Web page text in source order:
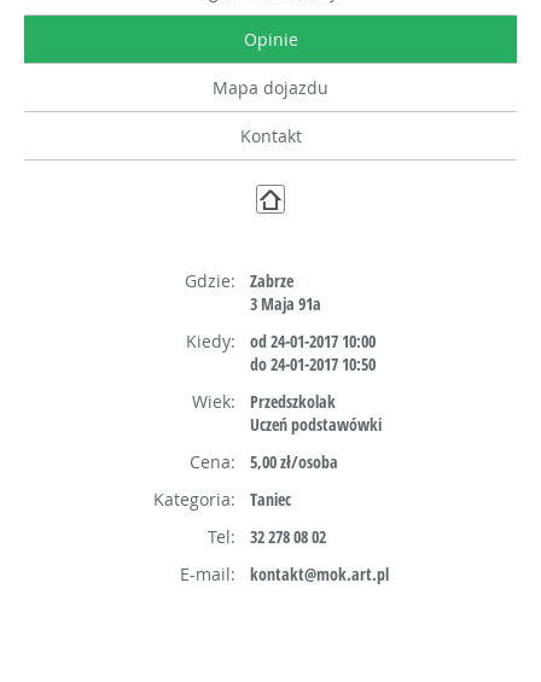
Opinie
Mapa dojazdu
Kontakt
Gdzie:
Zabrze
3 Maja 91a
Kiedy:
od 24-01-2017 10:00
do 24-01-2017 10:50
Wiek:
Przedszkolak
Uczeń podstawówki
Cena:
5,00 zł/osoba
Kategoria:
Taniec
Tel:
32 278 08 02
E-mail:
kontakt@mok.art.pl